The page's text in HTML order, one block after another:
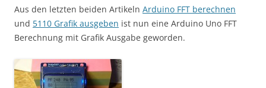
Aus den letzten beiden Artikeln Arduino FFT berechnen
und 5110 Grafik ausgeben ist nun eine Arduino Uno FFT
Berechnung mit Grafik Ausgabe geworden.